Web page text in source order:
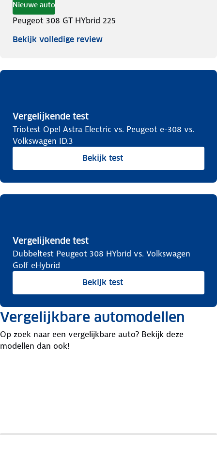
Nieuwe auto
Peugeot 308 GT HYbrid 225
Bekijk volledige review
Vergelijkende test
Triotest Opel Astra Electric vs. Peugeot e-308 vs.
Volkswagen ID.3
Bekijk test
Vergelijkende test
Dubbeltest Peugeot 308 HYbrid vs. Volkswagen
Golf eHybrid
Bekijk test
Vergelijkbare automodellen
Op zoek naar een vergelijkbare auto? Bekijk deze
modellen dan ook!